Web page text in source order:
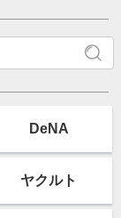
DeNA
ヤクルト